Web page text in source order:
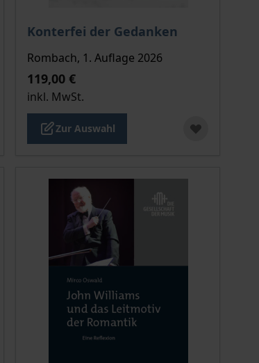
Konterfei der Gedanken
Der Preis dieses Titels richtet sich nach
Rombach, 1. Auflage 2026
119,00 €
inkl. MwSt.
Zur Auswahl